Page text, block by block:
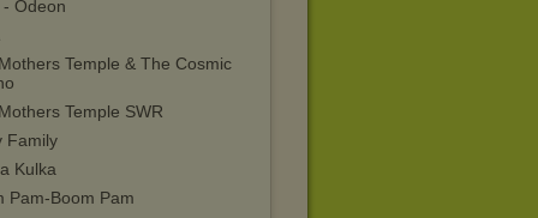
- Odeon
Temple & The Cosmic
Temple SWR
Family
Kulka
Pam-Boom Pam